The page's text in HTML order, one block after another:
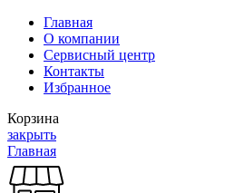
Главная
О компании
Сервисный центр
Контакты
Избранное
Корзина
закрыть
Главная